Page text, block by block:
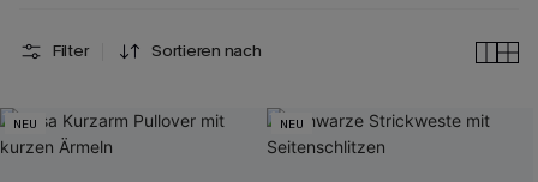
Filter Sortieren nach
NEU NEU